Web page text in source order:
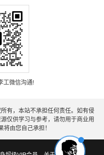
工微信沟通!
有，本站不承担任何责任。如有侵
仅供学习与参考，请勿用于商业用
由您自己承担！